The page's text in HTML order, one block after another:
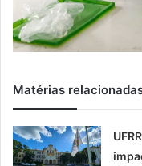
Matérias